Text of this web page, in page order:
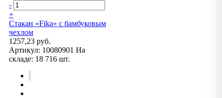
-
+
Стакан «Fika» с бамбуковым
чехлом
1257,23 руб.
Артикул: 10080901 На
складе: 18 716 шт.